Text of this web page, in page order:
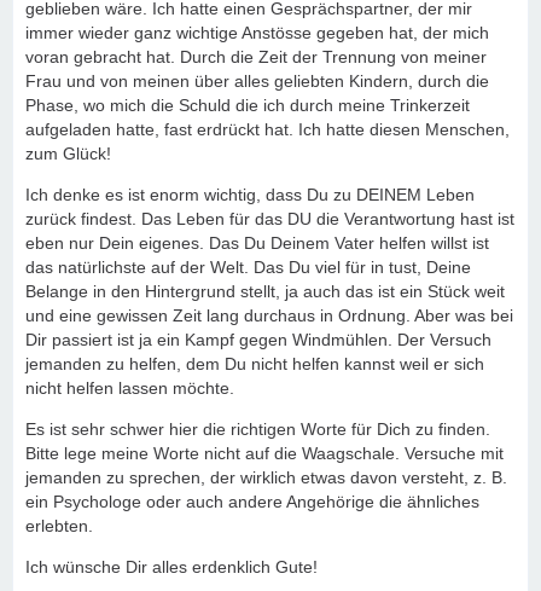
geblieben wäre. Ich hatte einen Gesprächspartner, der mir
immer wieder ganz wichtige Anstösse gegeben hat, der mich
voran gebracht hat. Durch die Zeit der Trennung von meiner
Frau und von meinen über alles geliebten Kindern, durch die
Phase, wo mich die Schuld die ich durch meine Trinkerzeit
aufgeladen hatte, fast erdrückt hat. Ich hatte diesen Menschen,
zum Glück!
Ich denke es ist enorm wichtig, dass Du zu DEINEM Leben
zurück findest. Das Leben für das DU die Verantwortung hast ist
eben nur Dein eigenes. Das Du Deinem Vater helfen willst ist
das natürlichste auf der Welt. Das Du viel für in tust, Deine
Belange in den Hintergrund stellt, ja auch das ist ein Stück weit
und eine gewissen Zeit lang durchaus in Ordnung. Aber was bei
Dir passiert ist ja ein Kampf gegen Windmühlen. Der Versuch
jemanden zu helfen, dem Du nicht helfen kannst weil er sich
nicht helfen lassen möchte.
Es ist sehr schwer hier die richtigen Worte für Dich zu finden.
Bitte lege meine Worte nicht auf die Waagschale. Versuche mit
jemanden zu sprechen, der wirklich etwas davon versteht, z. B.
ein Psychologe oder auch andere Angehörige die ähnliches
erlebten.
Ich wünsche Dir alles erdenklich Gute!